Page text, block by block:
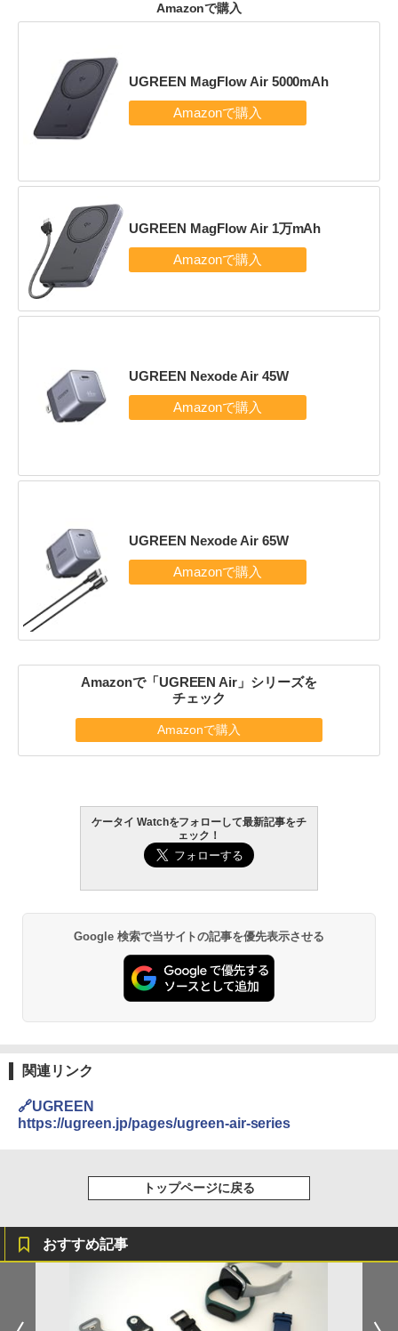
Amazonで購入
UGREEN MagFlow Air 5000mAh
UGREEN MagFlow Air 1万mAh
UGREEN Nexode Air 45W
UGREEN Nexode Air 65W
Amazonで「UGREEN Air」シリーズを
チェック
Amazonで購入
ケータイ Watchをフォローして最新記事をチ
ェック！
Google 検索で当サイトの記事を優先表示させる
関連リンク
🔗UGREEN
https://ugreen.jp/pages/ugreen-air-series
トップページに戻る
おすすめ記事